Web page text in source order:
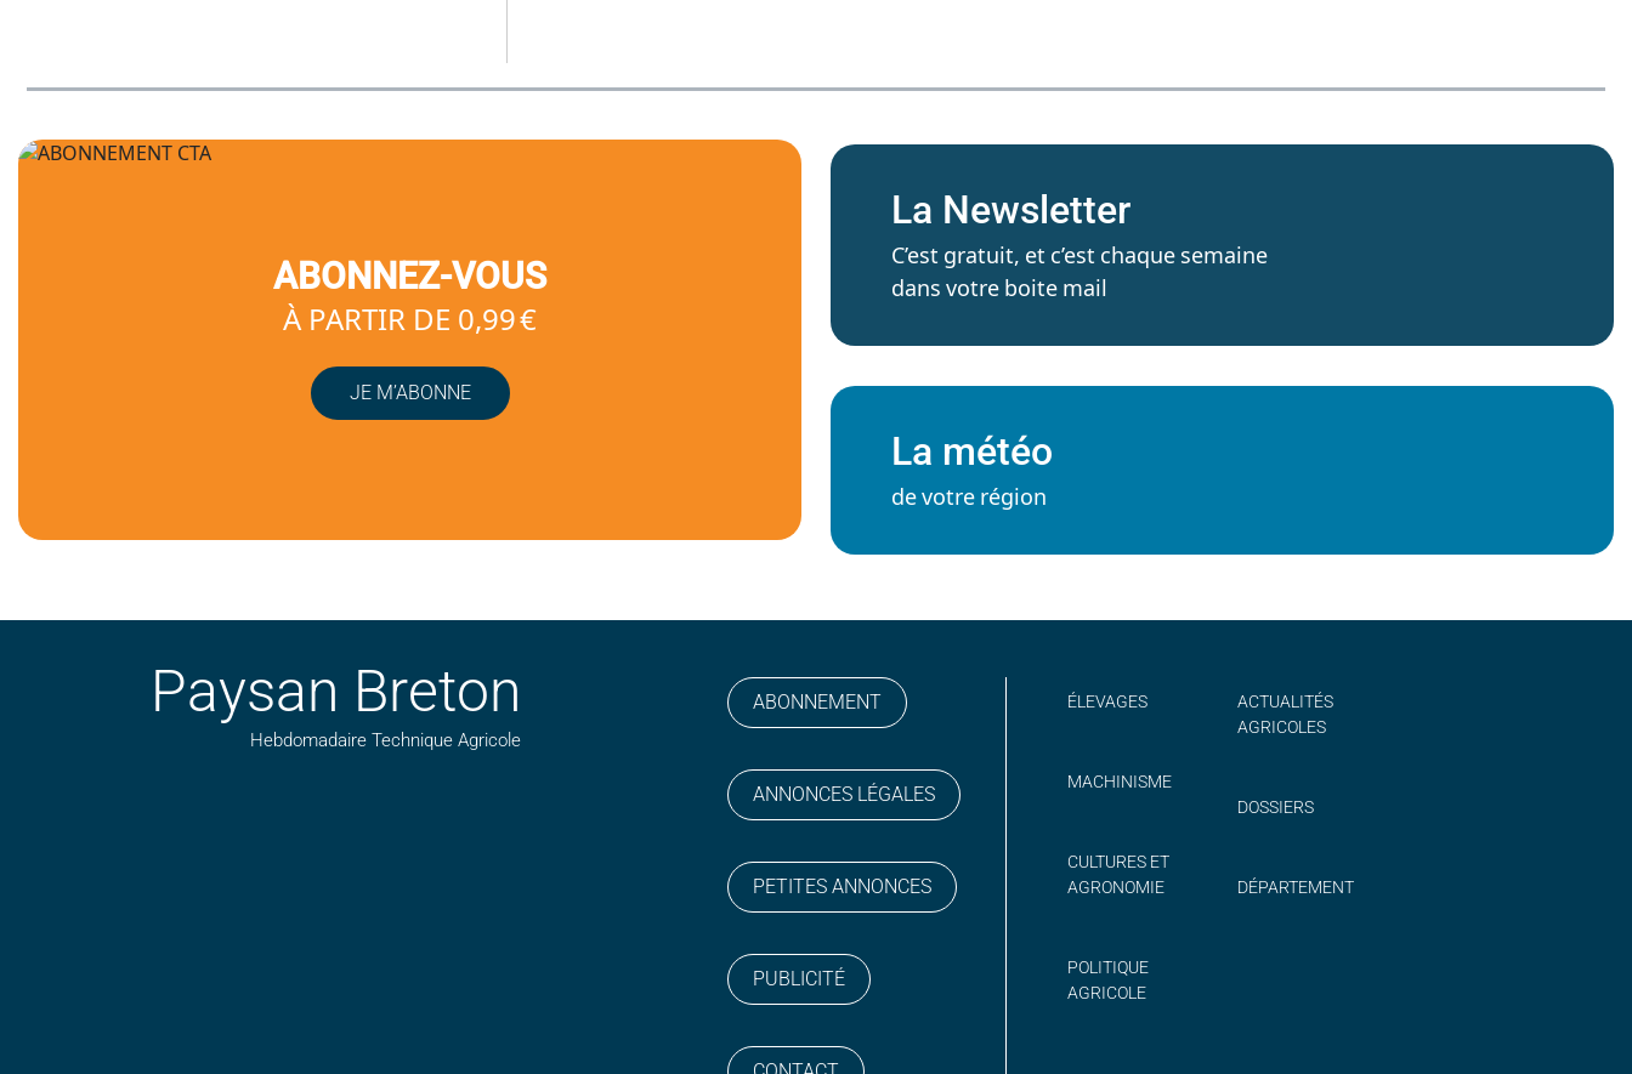
ABONNEZ-VOUS
À PARTIR DE 0,99 €
JE M’ABONNE
La Newsletter
C’est gratuit, et c’est chaque semaine
dans votre boite mail
La météo
de votre région
Paysan Breton
Hebdomadaire Technique Agricole
ABONNEMENT
ANNONCES LÉGALES
PETITES ANNONCES
PUBLICITÉ
ÉLEVAGES
MACHINISME
CULTURES ET
AGRONOMIE
POLITIQUE
AGRICOLE
ACTUALITÉS
AGRICOLES
DOSSIERS
DÉPARTEMENT